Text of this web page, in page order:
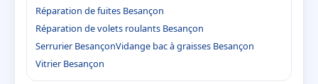
Réparation de fuites Besançon
Réparation de volets roulants Besançon
Serrurier BesançonVidange bac à graisses Besançon
Vitrier Besançon